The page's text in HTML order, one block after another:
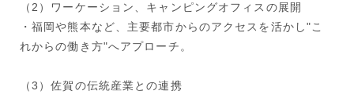
（2）ワーケーション、キャンピングオフィスの展開
・福岡や熊本など、主要都市からのアクセスを活かし"こ
れからの働き方"へアプローチ。
（3）佐賀の伝統産業との連携